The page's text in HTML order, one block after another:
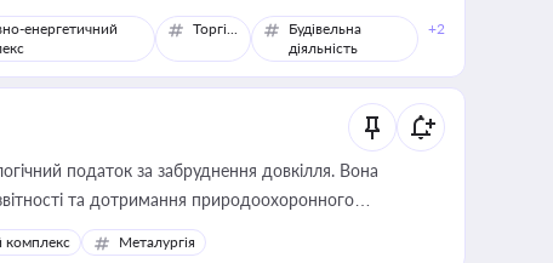
енергетичний
Торгівля
Будівельна
діяльність
+2
податок за забруднення довкілля. Вона
та дотримання природоохоронного
комплекс Металургія